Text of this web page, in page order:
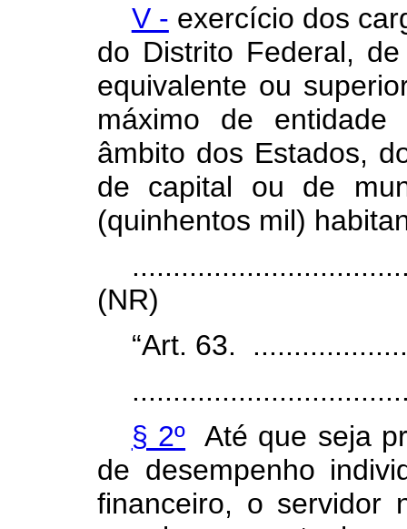
V - exercício dos
do Distrito Federal,
equivalente ou
máximo de entidade
âmbito dos Estados,
de capital ou de
(quinhentos mil)
(NR)
“Art. 63.
§ 2º Até que seja
de desempenho
financeiro, o servidor